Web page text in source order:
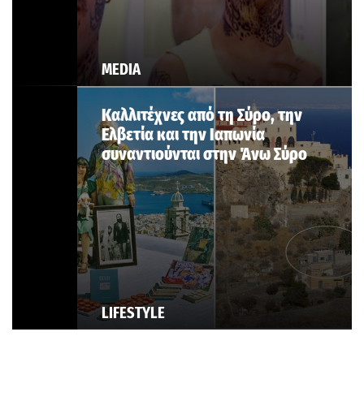
MEDIA
LIFESTYLE
Καλλιτέχνες από τη Σύρο, την
Ελβετία και την Ιαπωνία
συναντιούνται στην Άνω Σύρο